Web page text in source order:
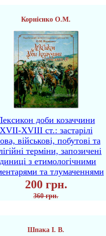
Корнієнко О.М.
доби козаччини
XVII-XVIII ст.: застарілі
військові, побутові та
терміни, запозичені
з етимологічними
та тлумаченнями
200 грн.
360 грн.
Шпака І. В.